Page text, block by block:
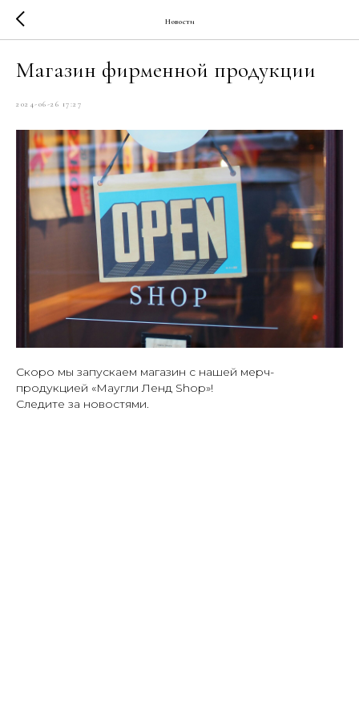
Новости
Магазин фирменной продукции
2024-06-26 17:27
Скоро мы запускаем магазин с нашей мерч-
продукцией «Маугли Ленд Shop»!
Следите за новостями.